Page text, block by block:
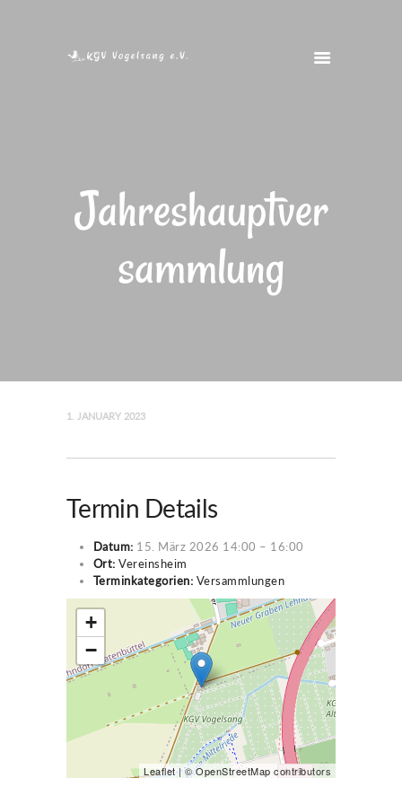
Jahreshauptver
sammlung
FREIE GÄRTEN
KONTAKT
1. JANUARY 2023
Termin Details
Datum: 15. März 2026 14:00 – 16:00
Ort: Vereinsheim
Terminkategorien: Versammlungen
+
−
Leaflet| ©OpenStreetMap contributors